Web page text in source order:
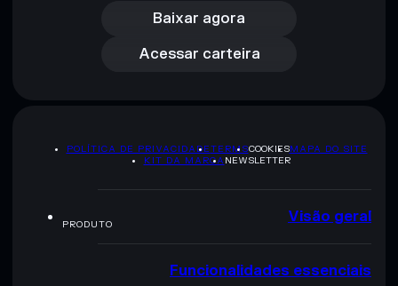
Baixar agora
Acessar carteira
Acessar carteira
POLÍTICA DE PRIVACIDADETERMSCOOKIESMAPA DO SITE
KIT DA MARCA NEWSLETTER
PRODUTO Visão geral
Funcionalidades essenciais